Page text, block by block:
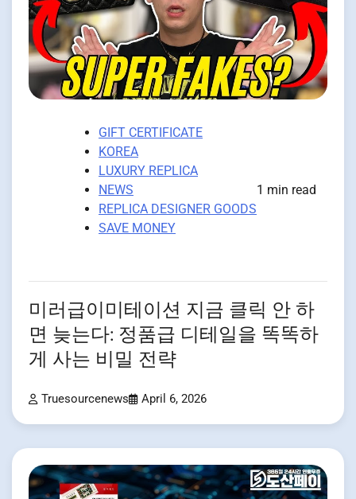
GIFT CERTIFICATE
KOREA
LUXURY REPLICA
NEWS
REPLICA DESIGNER GOODS
SAVE MONEY
1 min read
미러급이미테이션 지금 클릭 안 하
면 늦는다: 정품급 디테일을 똑똑하
게 사는 비밀 전략
Truesourcenews April 6, 2026